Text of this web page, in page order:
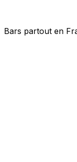
Bars partout en